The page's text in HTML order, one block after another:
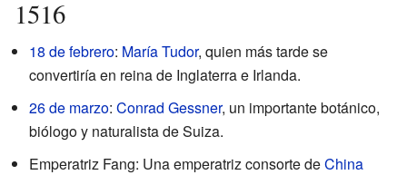
1516
18 de febrero: María Tudor, quien más tarde se
convertiría en reina de Inglaterra e Irlanda.
26 de marzo: Conrad Gessner, un importante botánico,
biólogo y naturalista de Suiza.
Emperatriz Fang: Una emperatriz consorte deChina